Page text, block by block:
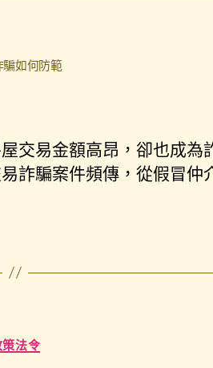
騙如何防範
交易金額高昂，卻也成為
詐騙案件頻傳，從假冒仲
法令